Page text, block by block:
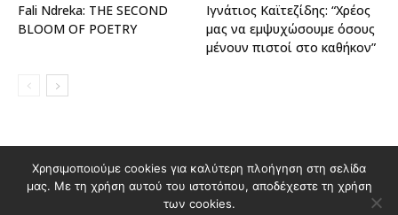
Fali Ndreka: THE SECOND
BLOOM OF POETRY
Ιγνάτιος Καϊτεζίδης: “Χρέος
μας να εμψυχώσουμε όσους
μένουν πιστοί στο καθήκον”
Διαφημιστείτε στο Polis Magazino
Όροι χρήσης & Πολιτική Προστασίας Προσωπικών Δεδομένων
Επικοινωνία
Χρησιμοποιούμε cookies για καλύτερη πλοήγηση στη σελίδα
μας. Με τη χρήση αυτού του ιστοτόπου, αποδέχεστε τη χρήση
των cookies.